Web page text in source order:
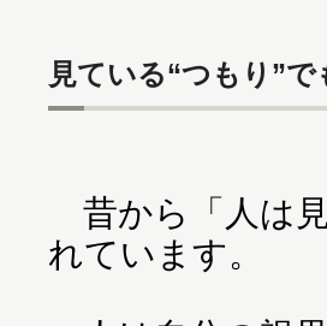
見ている“つもり”
昔から「人は
れています。